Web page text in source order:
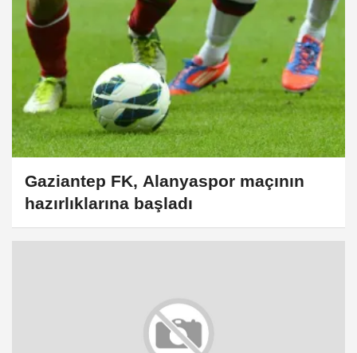
Gaziantep FK, Alanyaspor maçının
hazırlıklarına başladı